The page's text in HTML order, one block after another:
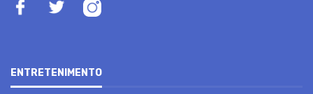
ENTRETENIMENTO